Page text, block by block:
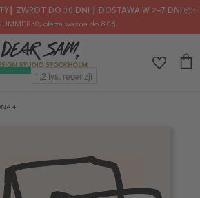
ZWROT DO 30 DNI ┃ DOSTAWA W 2–7 DNI 📦✨
, oferta ważna do 8.08
4